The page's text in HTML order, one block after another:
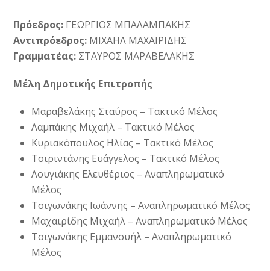
Πρόεδρος: ΓΕΩΡΓΙΟΣ ΜΠΑΛΑΜΠΑΚΗΣ
Αντιπρόεδρος: ΜΙΧΑΗΛ ΜΑΧΑΙΡΙΔΗΣ
Γραμματέας: ΣΤΑΥΡΟΣ ΜΑΡΑΒΕΛΑΚΗΣ
Μέλη Δημοτικής Επιτροπής
Μαραβελάκης Σταύρος – Τακτικό Μέλος
Λαμπάκης Μιχαήλ – Τακτικό Μέλος
Κυριακόπουλος Ηλίας – Τακτικό Μέλος
Τσιριντάνης Ευάγγελος – Τακτικό Μέλος
Λουγιάκης Ελευθέριος – Αναπληρωματικό
Μέλος
Τσιγωνάκης Ιωάννης – Αναπληρωματικό Μέλος
Μαχαιρίδης Μιχαήλ – Αναπληρωματικό Μέλος
Τσιγωνάκης Εμμανουήλ – Αναπληρωματικό
Μέλος